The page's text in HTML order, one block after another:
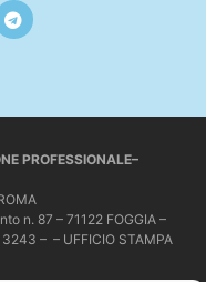
PROFESSIONALE–
n. 87 – 71122 FOGGIA –
– – UFFICIO STAMPA